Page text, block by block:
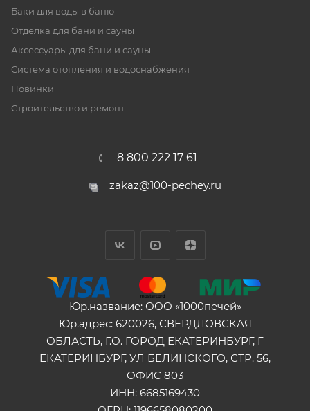
Баки для воды в баню
Отделка для бани и сауны
Аксессуары для бани и сауны
Система отопления и водоснабжения
Новинки
Строительство и ремонт
8 800 222 17 61
zakaz@100-pechey.ru
Юр.название: ООО «1000печей»
Юр.адрес: 620026, СВЕРДЛОВСКАЯ
ОБЛАСТЬ, Г.О. ГОРОД ЕКАТЕРИНБУРГ, Г
ЕКАТЕРИНБУРГ, УЛ БЕЛИНСКОГО, СТР. 56,
ОФИС 803
ИНН: 6685169430